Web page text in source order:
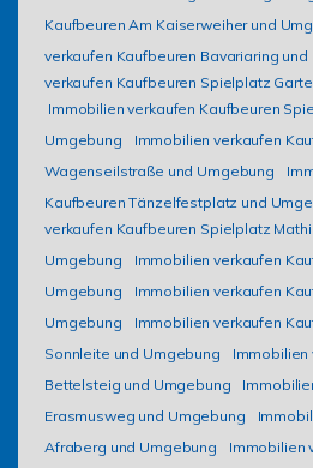
Kaufbeuren Am Kaiserweiher und
verkaufen Kaufbeuren Bavariaring
verkaufen Kaufbeuren Spielplatz
Immobilien verkaufen Kaufbeuren
Umgebung
Immobilien verkaufen
Wagenseilstraße und Umgebung
Kaufbeuren Tänzelfestplatz und
verkaufen Kaufbeuren Spielplatz
Umgebung
Immobilien verkaufen
Umgebung
Immobilien verkaufen
Umgebung
Immobilien verkaufen
Sonnleite und Umgebung
Immobilien
Bettelsteig und Umgebung
Erasmusweg und Umgebung
Afraberg und Umgebung
Immobilien